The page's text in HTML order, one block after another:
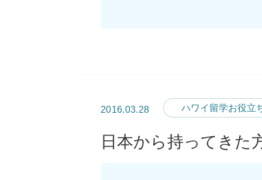
2016.03.28 ハワイ留学お役立
日本から持ってきた